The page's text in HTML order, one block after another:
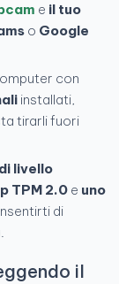
e il tuo
o Google
con
installati,
tirarli fuori
livello
TPM 2.0 e uno
di
il